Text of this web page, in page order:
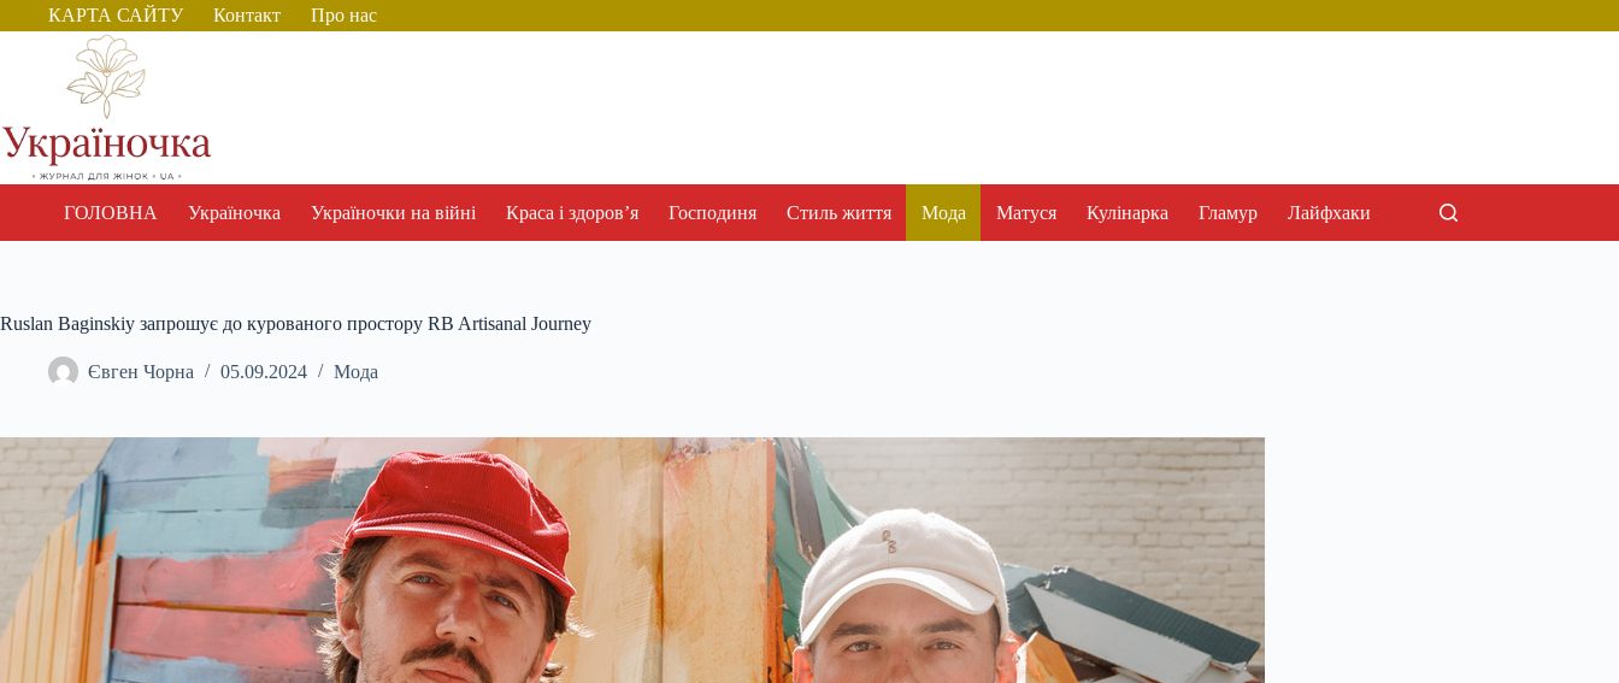
Перейти
до
КАРТА САЙТУ Контакт Про нас
ГОЛОВНА Україночка Україночки на війні Краса і здоров’я Господиня Стиль життя Мода Матуся Кулінарка Гламур Лайфхаки
Ruslan Baginskiy запрошує до курованого простору RB Artisanal Journey
Євген Чорна 05.09.2024 Мода